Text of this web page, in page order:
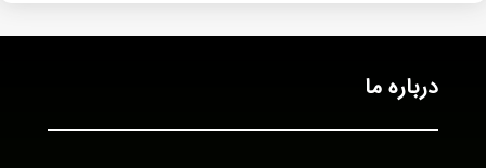
درباره ما